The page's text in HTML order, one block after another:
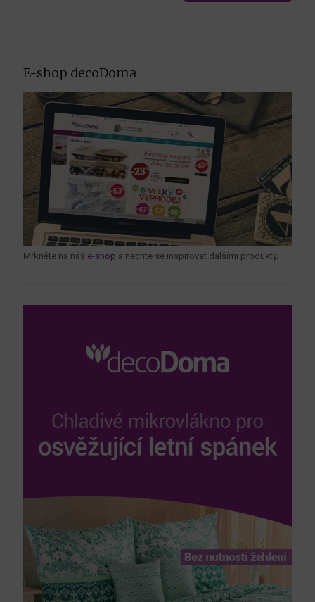
E-shop decoDoma
Mrkněte na náš e-shop a nechte se inspirovat dalšími produkty.